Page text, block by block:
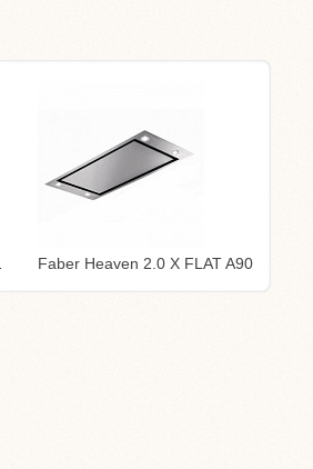
Faber Heaven 2.0 X FLAT A90